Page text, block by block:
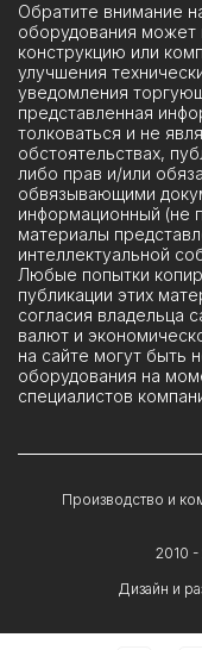
Обратите внимание
оборудования может
конструкцию или
улучшения
уведомления
представленная
толковаться и не
обстоятельствах,
либо прав и/или
обвязывающими
информационный (не
материалы
интеллектуальной
Любые попытки
публикации этих
согласия владельца
валют и
на сайте могут быть
оборудования на
специалистов
2010 -
Производство и
Дизайн и